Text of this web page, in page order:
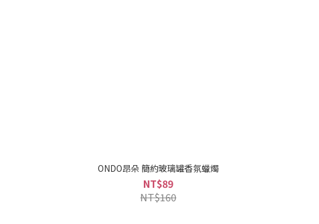
ONDO昂朵 簡約玻璃罐香氛蠟燭
NT$89
NT$160